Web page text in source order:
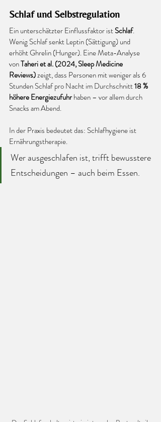
Schlaf und Selbstregulation
Ein unterschätzter Einflussfaktor ist Schlaf.
Wenig Schlaf senkt Leptin (Sättigung) und
erhöht Ghrelin (Hunger). Eine Meta-Analyse
von Taheri et al. (2024, Sleep Medicine
Reviews) zeigt, dass Personen mit weniger als 6
Stunden Schlaf pro Nacht im Durchschnitt 18 %
höhere Energiezufuhr haben – vor allem durch
Snacks am Abend.
In der Praxis bedeutet das: Schlafhygiene ist
Ernährungstherapie.
Wer ausgeschlafen ist, trifft bewusstere
Entscheidungen – auch beim Essen.